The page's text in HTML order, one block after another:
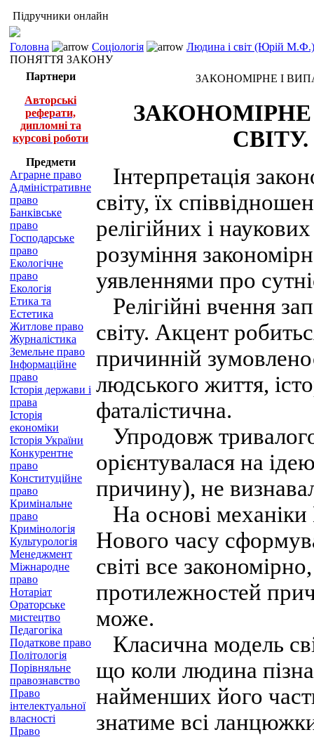
Підручники онлайн
Головна Соціологія
Людина і світ (Юрій М.Ф.)
ПОНЯТТЯ ЗАКОНУ
Партнери
Авторські
реферати,
дипломні та
курсові роботи
Предмети
Аграрне право
Адміністративне
право
Банківське
право
Господарське
право
Екологічне
право
Екологія
Етика та
Естетика
Житлове право
Журналістика
Земельне право
Інформаційне
право
Історія держави і
права
Історія
економіки
Історія України
Конкурентне
право
Конституційне
право
Кримінальне
право
Кримінологія
Культурологія
Менеджмент
Міжнародне
право
Нотаріат
Ораторське
мистецтво
Педагогіка
Податкове право
Політологія
Порівняльне
правознавство
Право
інтелектуальної
власності
Право
ЗАКОНОМІРНЕ І
Інтерпретація
світу, їх
релігійних і
розуміння
уявленнями про
Релігійні вчення
світу. Акцент
причинній
людського життя,
фаталістична.
Упродовж
орієнтувалася на
причину), не
На основі
Нового часу
світі все
протилежностей
може.
Класична модель
що коли людина
найменших його
знатиме всі